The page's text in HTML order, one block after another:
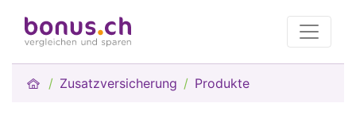
Zusatzversicherung Produkte